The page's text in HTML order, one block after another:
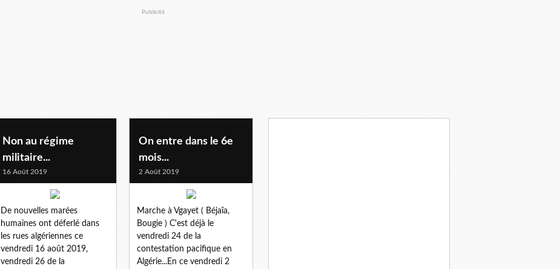
Publicité
Non au régime
militaire...
16 Août 2019
De nouvelles marées
humaines ont déferlé dans
les rues algériennes ce
vendredi 16 août 2019,
vendredi 26 de la
On entre dans le 6e
mois...
2 Août 2019
Marche à Vgayet ( Béjaïa,
Bougie ) C'est déjà le
vendredi 24 de la
contestation pacifique en
Algérie...En ce vendredi 2